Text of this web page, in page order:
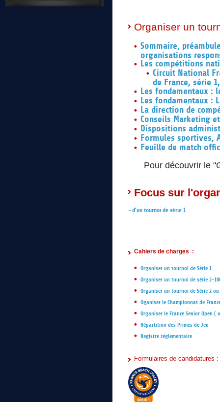
Organiser un
Sommaire,
organisations
Les compétitions
Circuit National
de France, série
Les fondamentaux :
Les fondamentaux :
La direction de
Conseils Marketing
Dispositions
Formules sportives,
Feuille de match
Pour découvrir le
Focus sur
- d'un tournoi de série 1
Cahiers de charges :
Organiser un tournoi de Série 1
Organiser un tournoi de série 2-
Organiser un tournoi de Série 2 ou
Oganiser le Championnat de
Organiser le France Senior Open (
Répartition des Primes de Jeu
Registre réglementaire
Formulaires de candidatures :